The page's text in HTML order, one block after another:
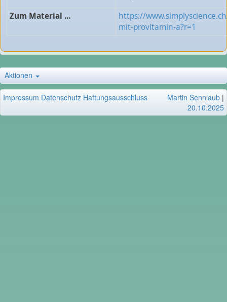
Zum Material ...
https://
mit-provitamin-a?r=1
Aktionen
Impressum Datenschutz Haftungsausschluss Martin Sennlaub |
20.10.2025